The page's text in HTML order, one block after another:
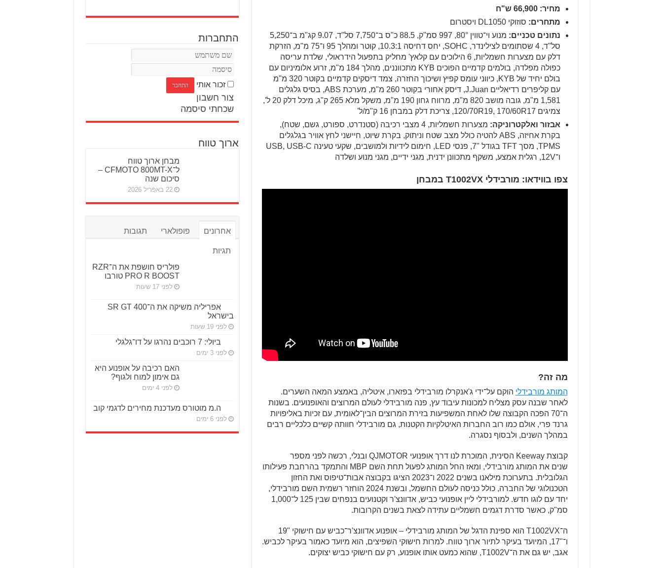
מחיר: 66,900 ש"ח
מתחרים: סוזוקי DL1050 ויסטרום
נתונים טכניים:
מנוע וי־טווין 80°, 997 סמ"ק, 88.5 כ"ס ב־7,750 סל"ד, 9.07 קג"מ ב־5,250
סל"ד, 4 שסתומים לצילינדר, SOHC, יחס דחיסה 10.3:1, קוטר ומהלך 95 ו־75 מ"מ, הזרקת
דלק עם מצערות חשמליות, 6 הילוכים עם קלאץ' מחליק בתפעול הידראולי, שלדת עריסה
כפולה מפלדה, בולמים קדמיים הפוכים KYB מתכווננים, מהלך 184 מ"מ, זרוע אלומיניום עם
בולם יחיד של KYB, כיווני עומס קפיץ ושיכוך החזרה, צמד דיסקים קדמיים בקוטר 320 מ"מ
עם קליפרים רדיאליים J.Juan, דיסק אחורי בקוטר 260 מ"מ, מערכת ABS, בסיס גלגלים
1,581 מ"מ, גובה מושב 820 מ"מ, מרווח גחון 190 מ"מ, משקל מלא 265 ק"ג, מיכל דלק 20 ל',
צמיגים 120/70R19, 170/60R17, צריכת דלק במבחן 16 ק"מ/ל'
אבזור ואלקטרוניקה:
מצערות חשמליות, 4 מצבי רכיבה (סטנדרט, ספורט, גשם, שטח),
בקרת אחיזה, ABS להטיה כולל מצב שטח וניתוק, בקרת שיוט, חיישני לחץ אוויר בגלגלים
TPMS, מסך TFT בגודל "7, פנסי LED, חימום לידיות ולמושבים, שקעי טעינה USB, USB-C
ו־12V, רגלית אמצע, משקף מתכוונן ידנית, מגני ידיים, מגני מנוע ושלדה
צפו בווידאו: מורבידלי T1002VX במבחן
מה זה?
המותג מורבידלי הוקם על־ידי ג'אנקרלו מורבידלי בפזארו, איטליה, באמצע המאה השערים.
לאחר שבנה עסק מצליח למכונות עיבוד עץ, פנה מורבידלי לעולם המרוצים והאופנועים. בשנות
ה־70 הפכה הקבוצה שלו לאחת המשפיעות בזירת המרוצים הבין־לאומית, עם זכיות באליפויות
גרנד פרי, אולם כמו רוב החברות האיטלקיות הקטנות, גם מורבידלי חוותה קשיים כלכליים רבים
במהלך השנים, ולבסוף נסגרה.
קבוצת Keeway הסינית, המוכרת לנו דרך אופנועי QJMOTOR ובנלי, רכשה לפני מספר
שנים את המותג מורבידלי, ומאז החל המותג לפעול תחת השם MBP והתמקד בהרחבת פעילותו
הגלובלית. בתערוכת מילאנו בשנים 2022 ו־2023 הציגו בקבוצה אבות־טיפוס ואת החזון
הטכנולוגי של החברה, כולל כניסה לעולם החשמל, ובשנת 2024 הוחזר רשמית השם מורבידלי,
יחד עם לוגו חדש. למורבידלי ליין אופנועי כביש, אדוונצ'ר וקטנועים בנפחים שבין 125 ל־1,000
סמ"ק, כאשר סדרת דגמים חשמליים עתידה לצאת בשנים הקרובות.
ה־T1002VX הוא ספינת הדגל של המותג מורבידלי – אופנוע אדוונצ'ר־כביש עם חישוקי "19
ו־"17, המיועד בעיקר לתיור ארוך טווח. למרות חישוקי השפיצים, הוא מיועד כאמור בעיקר לכביש.
אגב, יש גם את ה־T1002V, שהוא כמעט אותו אופנוע, רק עם חישוקי כביש יצוקים.
התחברות
זכור אותי
צור חשבון
שכחתי סיסמה
ארוך טווח
מבחן ארוך טווח
ל־CFMOTO 800MT-X –
סיכום שנה
22 באפריל 2026
אחרונים פופולארי תגובות
תגיות
פולריס חושפת את ה־RZR
PRO R BOOST טורבו
לפני 17 שעות
אפריליה משיקה את ה־SR GT 400
בישראל
לפני 19 שעות
ביולי: 7 רוכבים נהרגו על דו־גלגלי
לפני 3 ימים
האם רכיבה על אופנוע היא
גם אימון למוח ולגוף?
לפני 4 ימים
ה.מ מוטורס מעדכנת מחירים לדגמי קוב
לפני 6 ימים